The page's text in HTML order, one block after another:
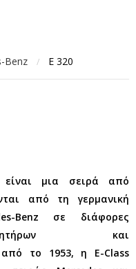
Benz / Ε 320
είναι μια σειρά από
από τη γερμανική
Benz σε διάφορες
και
από το 1953, η E-Class